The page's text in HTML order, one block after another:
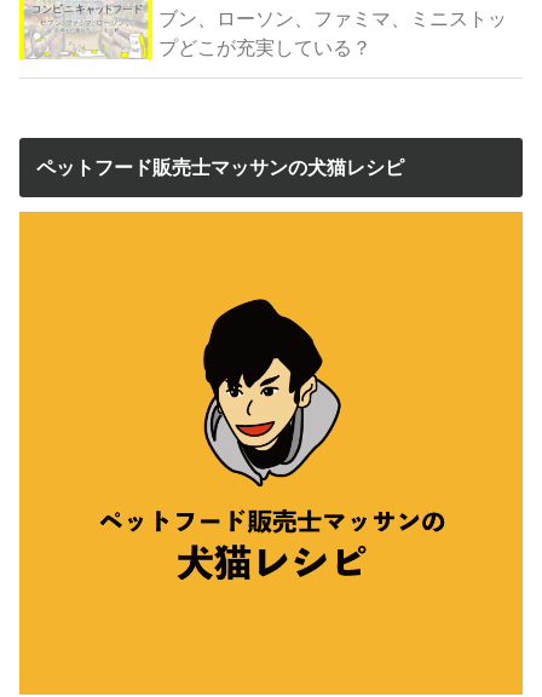
ブン、ローソン、ファミマ、ミニストッ
プどこが充実している？
ペットフード販売士マッサンの犬猫レシピ